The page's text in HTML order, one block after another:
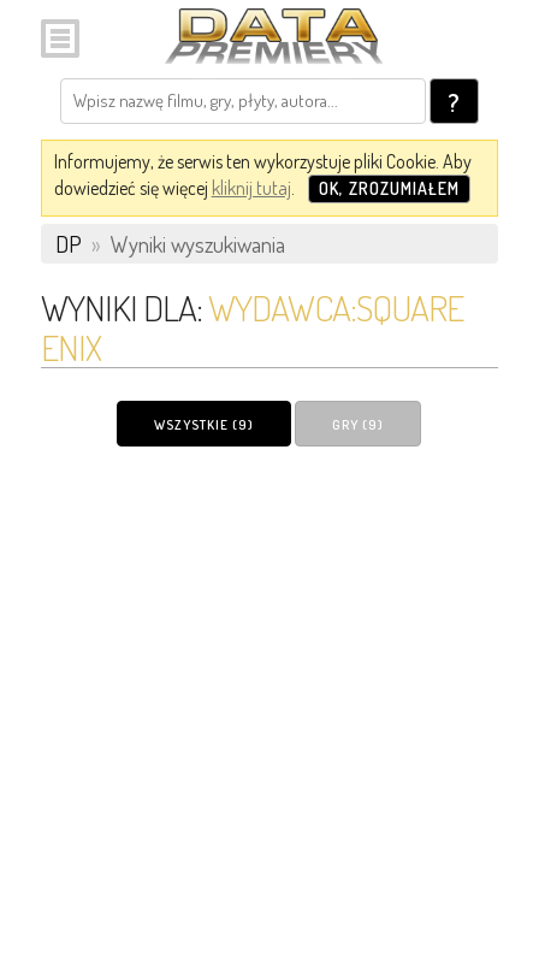
?
Informujemy, że serwis ten wykorzystuje pliki Cookie. Aby
dowiedzieć się więcej kliknij tutaj. OK, ZROZUMIAŁEM
DP » Wyniki wyszukiwania
WYNIKI DLA:WYDAWCA:SQUARE
ENIX
WSZYSTKIE (9) GRY (9)